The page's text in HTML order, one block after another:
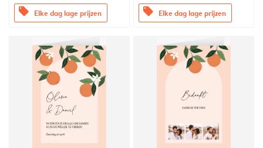
offers Elke dag lage prijzen offers Elke dag lage prijzen